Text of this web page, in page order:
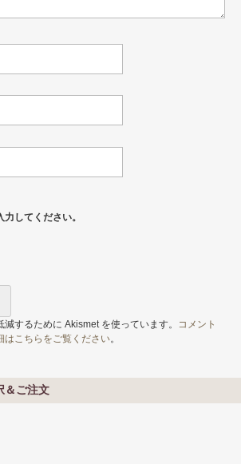
してください。
するために Akismet を使っています。 コメント
はこちらをご覧ください。
＆ご注文